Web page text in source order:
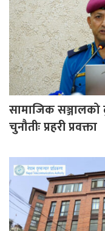
सामाजिक सञ्जालको
चुनौतीः प्रहरी प्रवक्ता